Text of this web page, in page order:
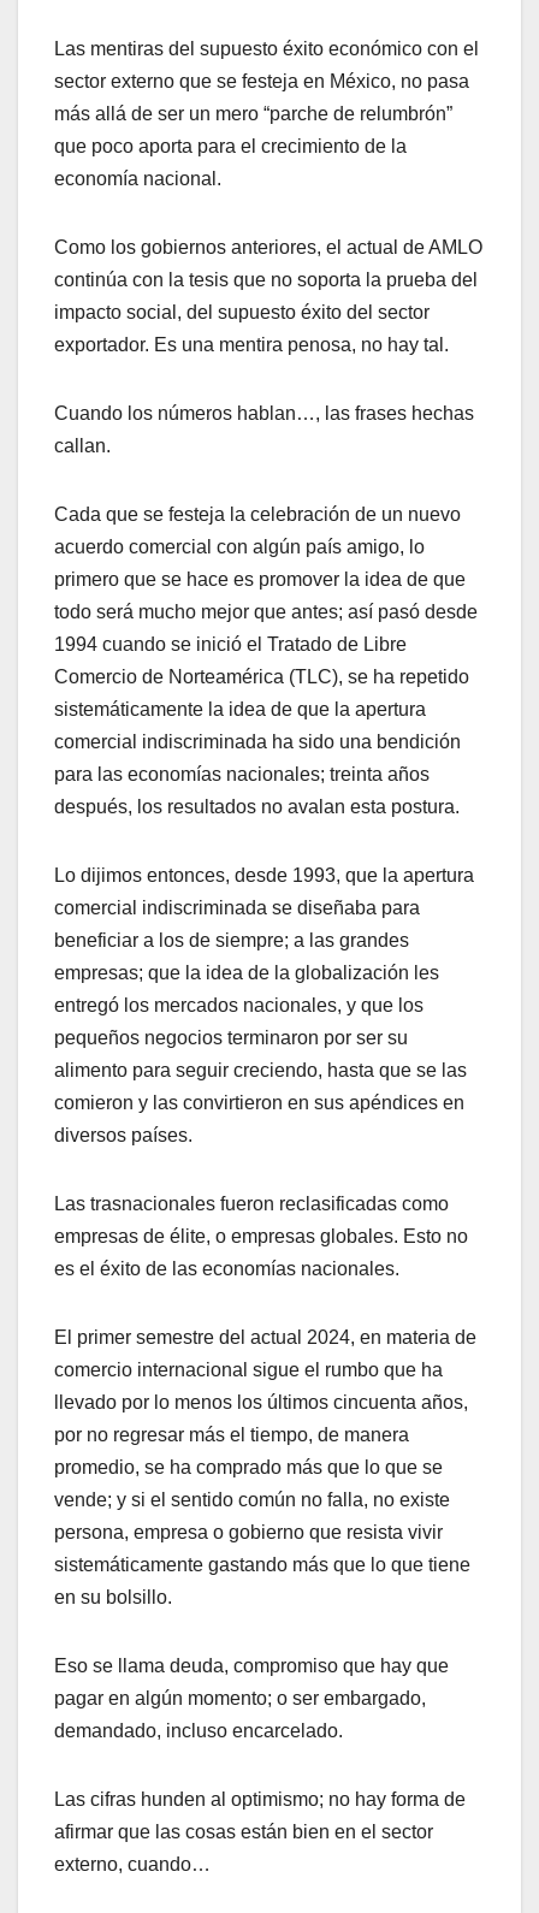
Las mentiras del supuesto éxito económico con el
sector externo que se festeja en México, no pasa
más allá de ser un mero “parche de relumbrón”
que poco aporta para el crecimiento de la
economía nacional.
Como los gobiernos anteriores, el actual de AMLO
continúa con la tesis que no soporta la prueba del
impacto social, del supuesto éxito del sector
exportador. Es una mentira penosa, no hay tal.
Cuando los números hablan…, las frases hechas
callan.
Cada que se festeja la celebración de un nuevo
acuerdo comercial con algún país amigo, lo
primero que se hace es promover la idea de que
todo será mucho mejor que antes; así pasó desde
1994 cuando se inició el Tratado de Libre
Comercio de Norteamérica (TLC), se ha repetido
sistemáticamente la idea de que la apertura
comercial indiscriminada ha sido una bendición
para las economías nacionales; treinta años
después, los resultados no avalan esta postura.
Lo dijimos entonces, desde 1993, que la apertura
comercial indiscriminada se diseñaba para
beneficiar a los de siempre; a las grandes
empresas; que la idea de la globalización les
entregó los mercados nacionales, y que los
pequeños negocios terminaron por ser su
alimento para seguir creciendo, hasta que se las
comieron y las convirtieron en sus apéndices en
diversos países.
Las trasnacionales fueron reclasificadas como
empresas de élite, o empresas globales. Esto no
es el éxito de las economías nacionales.
El primer semestre del actual 2024, en materia de
comercio internacional sigue el rumbo que ha
llevado por lo menos los últimos cincuenta años,
por no regresar más el tiempo, de manera
promedio, se ha comprado más que lo que se
vende; y si el sentido común no falla, no existe
persona, empresa o gobierno que resista vivir
sistemáticamente gastando más que lo que tiene
en su bolsillo.
Eso se llama deuda, compromiso que hay que
pagar en algún momento; o ser embargado,
demandado, incluso encarcelado.
Las cifras hunden al optimismo; no hay forma de
afirmar que las cosas están bien en el sector
externo, cuando…